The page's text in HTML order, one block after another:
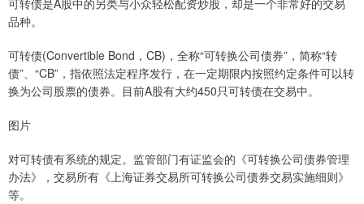
可转债是A股中的另类与小众轻松配资炒股，却是一个非常好的交易
品种。
可转债(Convertible Bond，CB)，全称“可转换公司债券”，简称“转
债”、“CB”，指依照法定程序发行，在一定期限内按照约定条件可以转
换为公司股票的债券。目前A股有大约450只可转债在交易中。
图片
对可转债有系统的规定。监管部门有证监会的《可转换公司债券管理
办法》，交易所有《上海证券交易所可转换公司债券交易实施细则》
等。